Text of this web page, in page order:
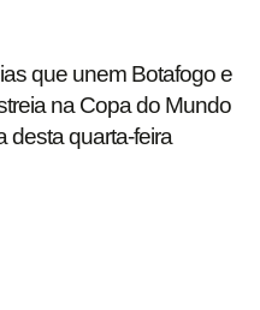
que unem Botafogo e
na Copa do Mundo
desta quarta-feira